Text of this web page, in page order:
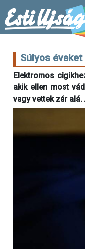
Súlyos
Elektromos
akik ellen most
vagy vettek zár